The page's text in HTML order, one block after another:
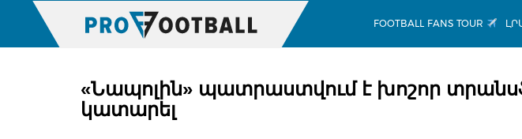
FOOTBALL FANS TOUR
«Նապոլին» պատրաստվում է խոշոր
կատարել